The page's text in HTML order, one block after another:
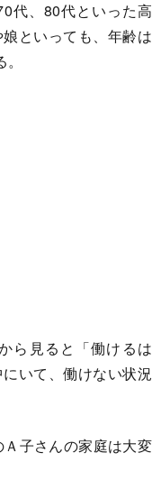
代、80代といった高
といっても、年齢は
ら見ると「働けるは
いて、働けない状況
子さんの家庭は大変